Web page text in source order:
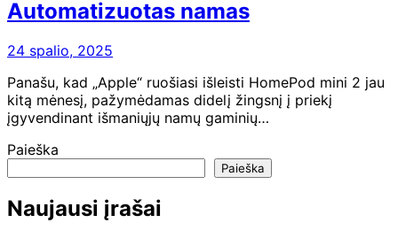
Automatizuotas namas
24 spalio, 2025
Panašu, kad „Apple“ ruošiasi išleisti HomePod mini 2 jau
kitą mėnesį, pažymėdamas didelį žingsnį į priekį
įgyvendinant išmaniųjų namų gaminių…
Paieška
Paieška
Naujausi įrašai